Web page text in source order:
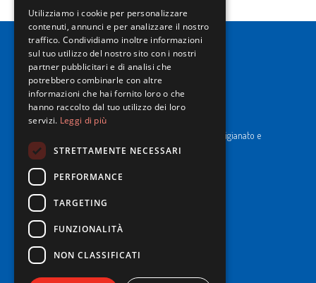
NewPrinces S.p.A.
CF e P. Iva 00183410653 / REA di RE n°277595.
Ufficio del Registro: Camera di Commercio Industria Artigianato e
Agricoltura di Reggio Emilia.
Cap. Soc. € 43.935.050,00 i.v.
Cookie Policy
Privacy Policy
Whistleblowing
Codice Etico e di Condotta
Informativa Imballi per il trasporto
Utilizziamo i cookie per personalizzare
contenuti, annunci e per analizzare il nostro
traffico. Condividiamo inoltre informazioni
sul tuo utilizzo del nostro sito con i nostri
partner pubblicitari e di analisi che
potrebbero combinarle con altre
informazioni che hai fornito loro o che
hanno raccolto dal tuo utilizzo dei loro
servizi. Leggi di più
STRETTAMENTE NECESSARI
PERFORMANCE
TARGETING
FUNZIONALITÀ
NON CLASSIFICATI